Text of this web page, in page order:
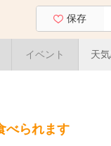
保存
イベント 天
べられます